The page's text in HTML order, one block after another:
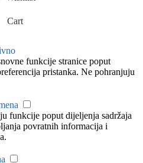
Cart
funkcije stranice poput
pristanka. Ne pohranjuju
funkcije poput dijeljenja sadržaja
povratnih informacija i